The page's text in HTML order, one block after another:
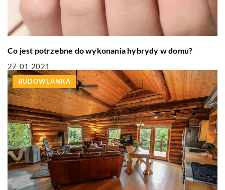
Co jest potrzebne do wykonania hybrydy w domu?
27-01-2021
BUDOWLANKA